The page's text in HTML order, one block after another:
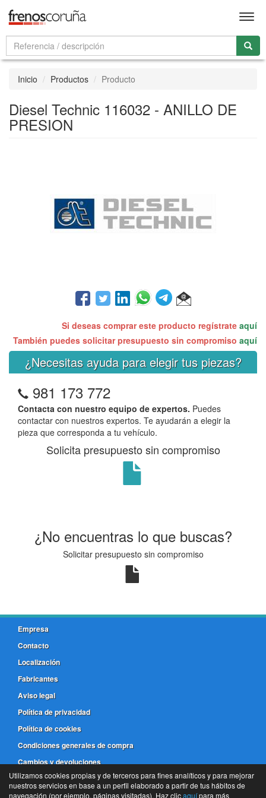
Inicio Productos Producto
Diesel Technic 116032 - ANILLO DE
PRESION
Si deseas comprar este producto regístrate aquí
También puedes solicitar presupuesto sin compromiso aquí
¿Necesitas ayuda para elegir tus piezas?
981 173 772
Contacta con nuestro equipo de expertos. Puedes
contactar con nuestros expertos. Te ayudarán a elegir la
pieza que corresponda a tu vehículo.
Solicita presupuesto sin compromiso
¿No encuentras lo que buscas?
Solicitar presupuesto sin compromiso
Empresa
Contacto
Localización
Fabricantes
Aviso legal
Política de privacidad
Política de cookies
Condiciones generales de compra
Cambios y devoluciones
981 173 772
Utilizamos cookies propias y de terceros para fines analíticos y para mejorar
nuestros servicios en base a un perfil elaborado a partir de tus hábitos de
navegación (por ejemplo, páginas visitadas). Haz clicaquípara más